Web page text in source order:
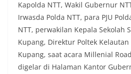
Kapolda NTT, Wakil Gubernur
Irwasda Polda NTT, para PJU
NTT, perwakilan Kepala Sekolah
Kupang, Direktur Poltek
Kupang, saat acara Millenial
digelar di Halaman Kantor